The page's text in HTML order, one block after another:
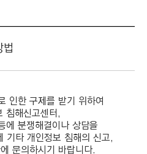
인한 구제를 받기 위하여
침해신고센터,
에 분쟁해결이나 상담을
기타 개인정보 침해의 신고,
문의하시기 바랍니다.